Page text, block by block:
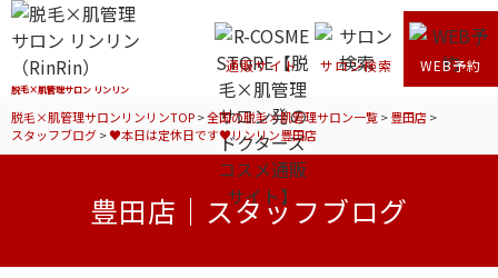
脱毛×肌管理サロン リンリン
通販サイト サロン検索 WEB予約
脱毛×肌管理サロンリンリンTOP>全国の脱毛×肌管理サロン一覧>豊田店>
スタッフブログ>♥本日は定休日です♥リンリン豊田店
豊田店｜スタッフブログ